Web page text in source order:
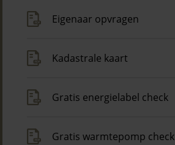
Eigenaar opvragen
Kadastrale kaart
Gratis energielabel check
Gratis warmtepomp check